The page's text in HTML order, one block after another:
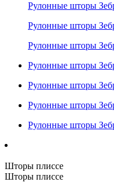
Рулонные шторы
Рулонные шторы
Рулонные шторы
Рулонные шторы
Рулонные шторы
Рулонные шторы
Рулонные шторы
Шторы плиссе
Шторы плиссе